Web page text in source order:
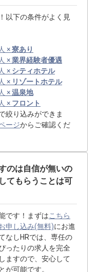
以下の条件がよく見
×寮あり
×業界経験者優遇
× シティホテル
× リゾートホテル
×温泉地
× フロント
絞り込みができま
ージからご確認くだ
のは自信が無いの
てもらうことは可
です！まずはこちら
申し込み(無料)にお進
なしHRでは、専任の
ったりの求人を完全
ますので、安心して
が可能です。